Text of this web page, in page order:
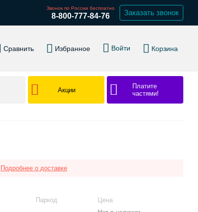
Звонок по России бесплатно
8-800-777-84-76 Заказать звонок
Сравнить Избранное Войти Корзина
Акции
Платите
частями!
Подробнее о доставке
Паркод
Цена